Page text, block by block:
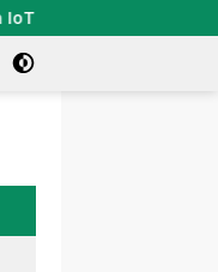
Modern di Indonesia